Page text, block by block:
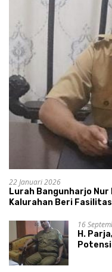
22 Januari 2026
Lurah Bangunharjo
Kalurahan Beri Fasilitas
16
H.
Potensi